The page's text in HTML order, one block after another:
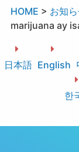
HOME > お知
marijuana ay
日本語 English
한